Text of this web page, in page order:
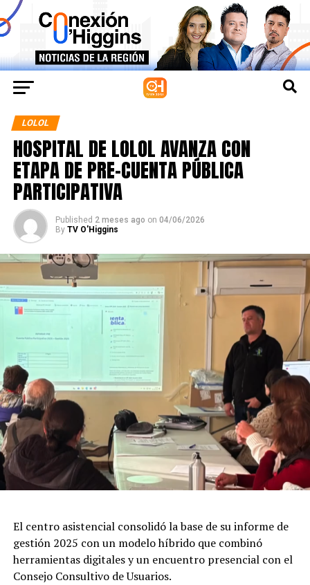
LOLOL
HOSPITAL DE LOLOL AVANZA CON
ETAPA DE PRE-CUENTA PÚBLICA
PARTICIPATIVA
Published 2 meses ago on 04/06/2026
By TV O'Higgins
El centro asistencial consolidó la base de su informe de
gestión 2025 con un modelo híbrido que combinó
herramientas digitales y un encuentro presencial con el
Consejo Consultivo de Usuarios.